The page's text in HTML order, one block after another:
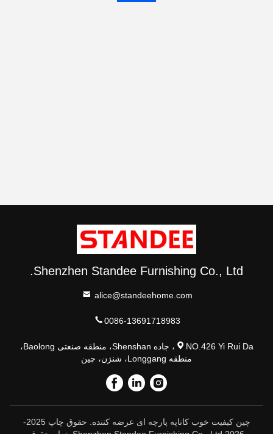
Shenzhen Standee Furnishing Co., Ltd.
alice@standeehome.com
0086-13691718983
NO.426 Yi Rui Da، جاده Shenshan، منطقه صنعتی Baolong،
منطقه Longgang، شنژن، چین
چین کیفیت خوب کاناپه پارچه ای عرضه کننده. حقوق چاپ 2025-